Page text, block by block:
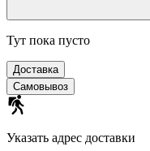
Тут пока пусто
Доставка
Самовывоз
Указать адрес доставки